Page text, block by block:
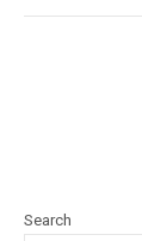
Search